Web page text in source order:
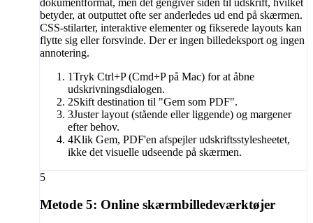
dokumentformat, men det gengiver siden til udskrift, hvilket
betyder, at outputtet ofte ser anderledes ud end på skærmen.
CSS-stilarter, interaktive elementer og fikserede layouts kan
flytte sig eller forsvinde. Der er ingen billedeksport og ingen
annotering.
1Tryk Ctrl+P (Cmd+P på Mac) for at åbne
udskrivningsdialogen.
2Skift destination til "Gem som PDF".
3Juster layout (stående eller liggende) og margener
efter behov.
4Klik Gem, PDF'en afspejler udskriftsstylesheetet,
ikke det visuelle udseende på skærmen.
5
Metode 5: Online skærmbilledeværktøjer